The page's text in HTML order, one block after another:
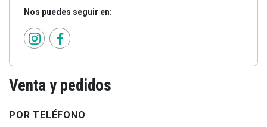
Nos puedes seguir en:
Venta y pedidos
POR TELÉFONO